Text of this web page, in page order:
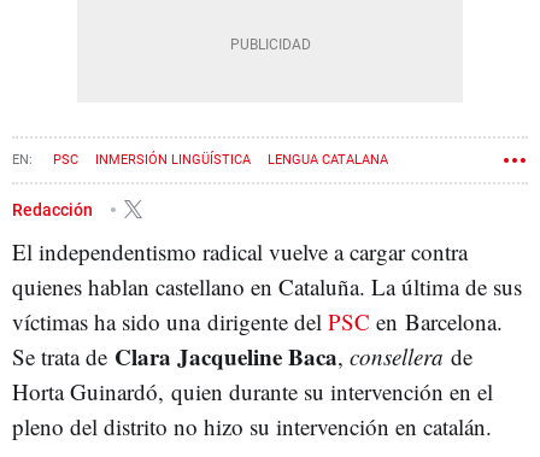
PSC INMERSIÓN LINGÜÍSTICA LENGUA CATALANA
PLATAFORMA PER LA LLENGUA
Redacción
El independentismo radical vuelve a cargar contra
quienes hablan castellano en Cataluña. La última de sus
víctimas ha sido una dirigente del PSC en Barcelona.
Se trata de Clara Jacqueline Baca, consellera de
Horta Guinardó, quien durante su intervención en el
pleno del distrito no hizo su intervención en catalán.